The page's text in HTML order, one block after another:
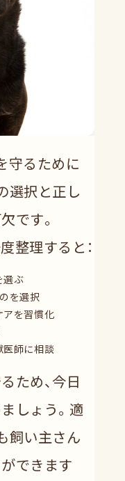
守るために
選択と正し
です。
整理すると：
選ぶ
を選択
アを習慣化
師に相談
ため、今日
しょう。適
飼い主さん
できます